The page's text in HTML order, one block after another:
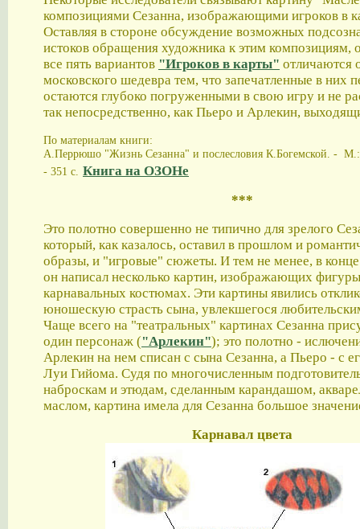
композициями Сезанна, изображающими игроков в
Оставляя в стороне обсуждение возможных
истоков обращения художника к этим композициям,
все пять вариантов "Игроков в карты" отличаются
московского шедевра тем, что запечатленные в них
остаются глубоко погруженными в свою игру и не
так непосредственно, как Пьеро и Арлекин,
По материалам книги:
А.Перрюшо "Жизнь Сезанна" и послесловия К.Богемской. - М.:
- 351 с. Книга на ОЗОНе
***
Это полотно совершенно не типично для зрелого
который, как казалось, оставил в прошлом и
образы, и "игровые" сюжеты. И тем не менее, в
он написал несколько картин, изображающих
карнавальных костюмах. Эти картины явились
юношескую страсть сына, увлекшегося
Чаще всего на "театральных" картинах Сезанна
один персонаж ("Арлекин"); это полотно -
Арлекин на нем списан с сына Сезанна, а Пьеро - с
Луи Гийома. Судя по многочисленным
наброскам и этюдам, сделанным карандашом,
маслом, картина имела для Сезанна большое
Карнавал цвета